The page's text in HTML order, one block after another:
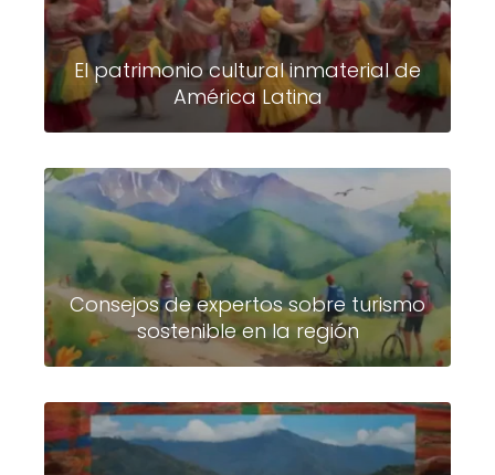
El patrimonio cultural inmaterial de
América Latina
Consejos de expertos sobre turismo
sostenible en la región